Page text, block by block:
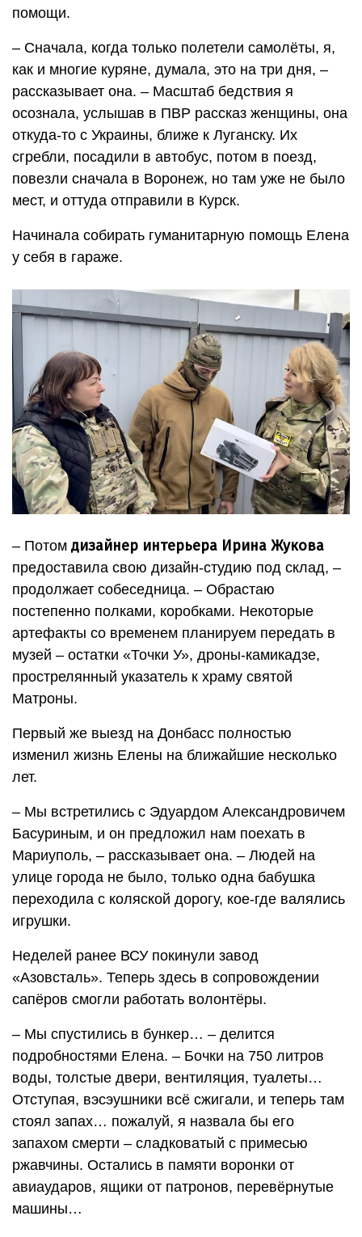
помощи.
– Сначала, когда только полетели самолёты, я,
как и многие куряне, думала, это на три дня, –
рассказывает она. – Масштаб бедствия я
осознала, услышав в ПВР рассказ женщины, она
откуда-то с Украины, ближе к Луганску. Их
сгребли, посадили в автобус, потом в поезд,
повезли сначала в Воронеж, но там уже не было
мест, и оттуда отправили в Курск.
Начинала собирать гуманитарную помощь Елена
у себя в гараже.
– Потом дизайнер интерьера Ирина Жукова
предоставила свою дизайн-студию под склад, –
продолжает собеседница. – Обрастаю
постепенно полками, коробками. Некоторые
артефакты со временем планируем передать в
музей – остатки «Точки У», дроны-камикадзе,
прострелянный указатель к храму святой
Матроны.
Первый же выезд на Донбасс полностью
изменил жизнь Елены на ближайшие несколько
лет.
– Мы встретились с Эдуардом Александровичем
Басуриным, и он предложил нам поехать в
Мариуполь, – рассказывает она. – Людей на
улице города не было, только одна бабушка
переходила с коляской дорогу, кое-где валялись
игрушки.
Неделей ранее ВСУ покинули завод
«Азовсталь». Теперь здесь в сопровождении
сапёров смогли работать волонтёры.
– Мы спустились в бункер… – делится
подробностями Елена. – Бочки на 750 литров
воды, толстые двери, вентиляция, туалеты…
Отступая, вэсэушники всё сжигали, и теперь там
стоял запах… пожалуй, я назвала бы его
запахом смерти – сладковатый с примесью
ржавчины. Остались в памяти воронки от
авиаударов, ящики от патронов, перевёрнутые
машины…